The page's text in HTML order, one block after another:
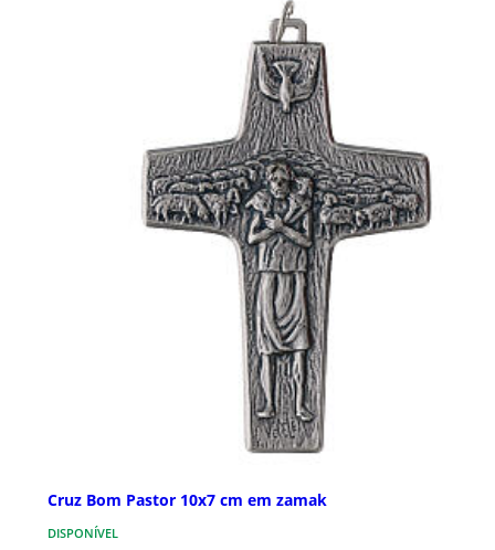
Cruz Bom Pastor 10x7 cm em zamak
DISPONÍVEL